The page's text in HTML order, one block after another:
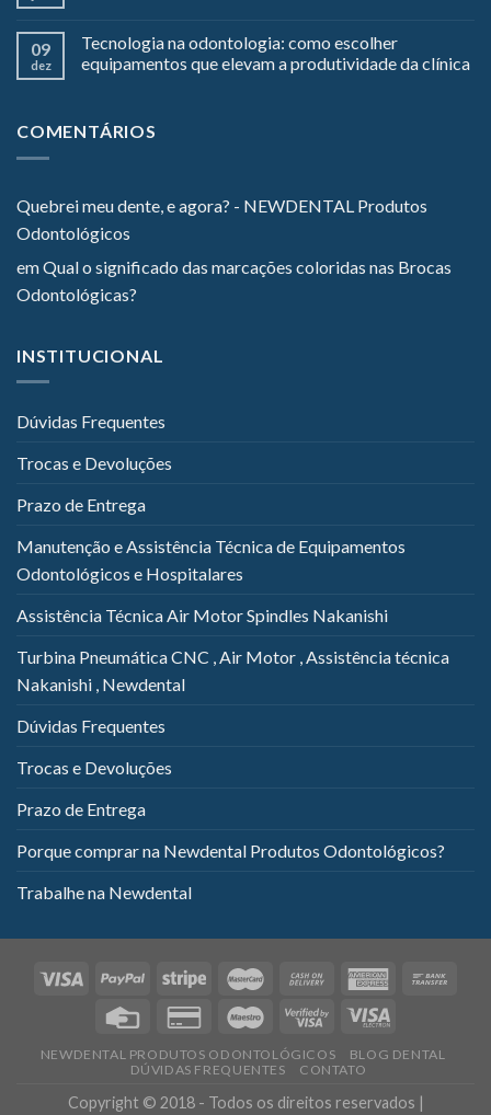
09
dez
Tecnologia na odontologia: como escolher
equipamentos que elevam a produtividade da clínica
COMENTÁRIOS
Quebrei meu dente, e agora? - NEWDENTAL Produtos
Odontológicos
emQual o significado das marcações coloridas nas Brocas
Odontológicas?
INSTITUCIONAL
Dúvidas Frequentes
Trocas e Devoluções
Prazo de Entrega
Manutenção e Assistência Técnica de Equipamentos
Odontológicos e Hospitalares
Assistência Técnica Air Motor Spindles Nakanishi
Turbina Pneumática CNC , Air Motor , Assistência técnica
Nakanishi , Newdental
Dúvidas Frequentes
Trocas e Devoluções
Prazo de Entrega
Porque comprar na Newdental Produtos Odontológicos?
Trabalhe na Newdental
NEWDENTAL PRODUTOS ODONTOLÓGICOS
BLOG DENTAL
DÚVIDAS FREQUENTES
CONTATO
Copyright © 2018 - Todos os direitos reservados |